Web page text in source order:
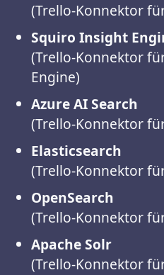
(Trello-Konnektor
Squiro Insight
(Trello-Konnektor
Engine)
Azure AI Search
(Trello-Konnektor
Elasticsearch
(Trello-Konnektor
OpenSearch
(Trello-Konnektor
Apache Solr
(Trello-Konnektor